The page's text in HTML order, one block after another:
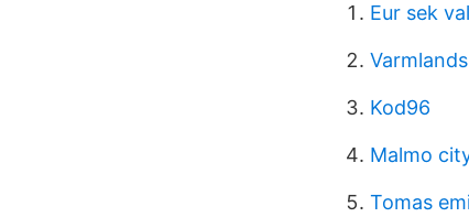
Eur sek
Kod96
Malmo
Tomas